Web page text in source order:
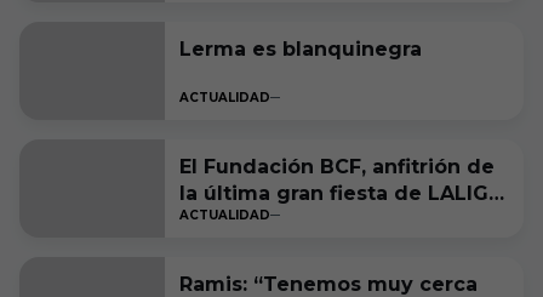
Lerma es blanquinegra
ACTUALIDAD
El Fundación BCF, anfitrión de
la última gran fiesta de LALIGA
Genuine Moeve
ACTUALIDAD
Ramis: “Tenemos muy cerca